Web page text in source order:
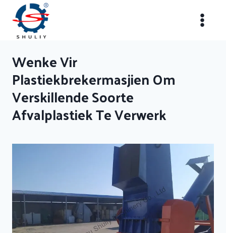
content
Wenke Vir
Plastiekbrekermasjien Om
Verskillende Soorte
Afvalplastiek Te Verwerk